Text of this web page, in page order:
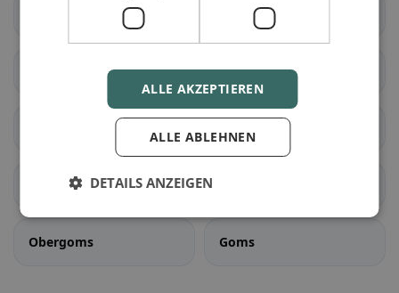
Val de Bagnes
Binn
Fieschertal
Obergoms Goms
ALLE AKZEPTIEREN
ALLE ABLEHNEN
DETAILS ANZEIGEN